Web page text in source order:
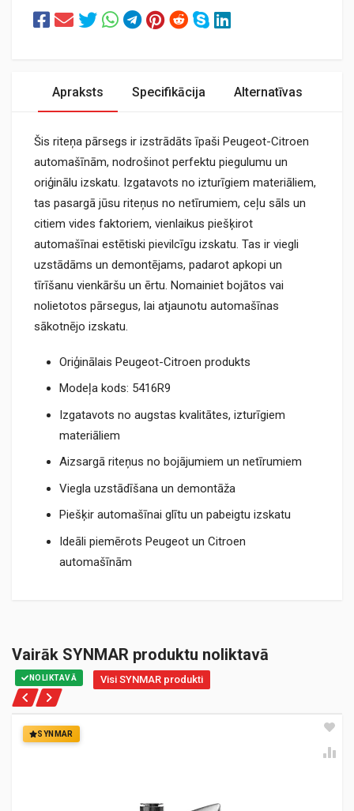
Apraksts Specifikācija Alternatīvas
Šis riteņa pārsegs ir izstrādāts īpaši Peugeot-Citroen
automašīnām, nodrošinot perfektu piegulumu un
oriģinālu izskatu. Izgatavots no izturīgiem materiāliem,
tas pasargā jūsu riteņus no netīrumiem, ceļu sāls un
citiem vides faktoriem, vienlaikus piešķirot
automašīnai estētiski pievilcīgu izskatu. Tas ir viegli
uzstādāms un demontējams, padarot apkopi un
tīrīšanu vienkāršu un ērtu. Nomainiet bojātos vai
nolietotos pārsegus, lai atjaunotu automašīnas
sākotnējo izskatu.
Oriģinālais Peugeot-Citroen produkts
Modeļa kods: 5416R9
Izgatavots no augstas kvalitātes, izturīgiem
materiāliem
Aizsargā riteņus no bojājumiem un netīrumiem
Viegla uzstādīšana un demontāža
Piešķir automašīnai glītu un pabeigtu izskatu
Ideāli piemērots Peugeot un Citroen
automašīnām
Vairāk SYNMAR produktu noliktavā
NOLIKTAVĀ Visi SYNMAR produkti
SYNMAR